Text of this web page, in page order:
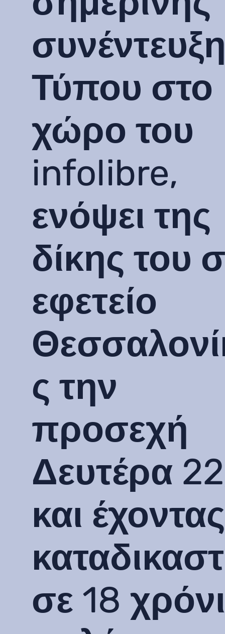
Τύπου στο
χώρο του
infolibre,
ενόψει της
δίκης του
εφετείο
ς την
προσεχή
Δευτέρα
και έχοντας
σε 18